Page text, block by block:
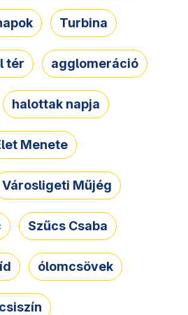
Turbina
tér agglomeráció
halottak napja
Menete
Városligeti Műjég
Szűcs Csaba
ólomcsövek